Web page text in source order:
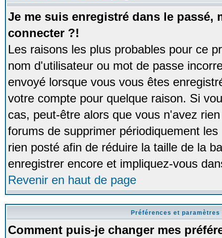
Je me suis enregistré dans le passé,
connecter ?!
Les raisons les plus probables pour ce
nom d'utilisateur ou mot de passe
envoyé lorsque vous vous êtes
votre compte pour quelque raison. Si
cas, peut-être alors que vous n'avez
forums de supprimer périodiquement
rien posté afin de réduire la taille de la
enregistrer encore et impliquez-vous
Revenir en haut de page
Préférences et
Comment puis-je changer mes